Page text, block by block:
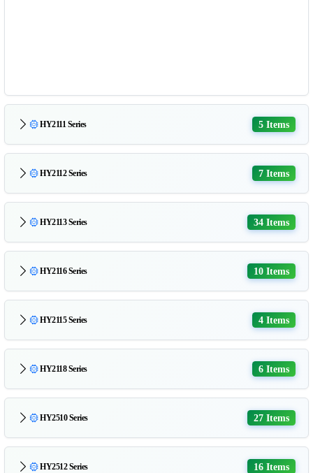
HY2111 Series 5 Items
HY2112 Series 7 Items
HY2113 Series 34 Items
HY2116 Series 10 Items
HY2115 Series 4 Items
HY2118 Series 6 Items
HY2510 Series 27 Items
HY2512 Series 16 Items